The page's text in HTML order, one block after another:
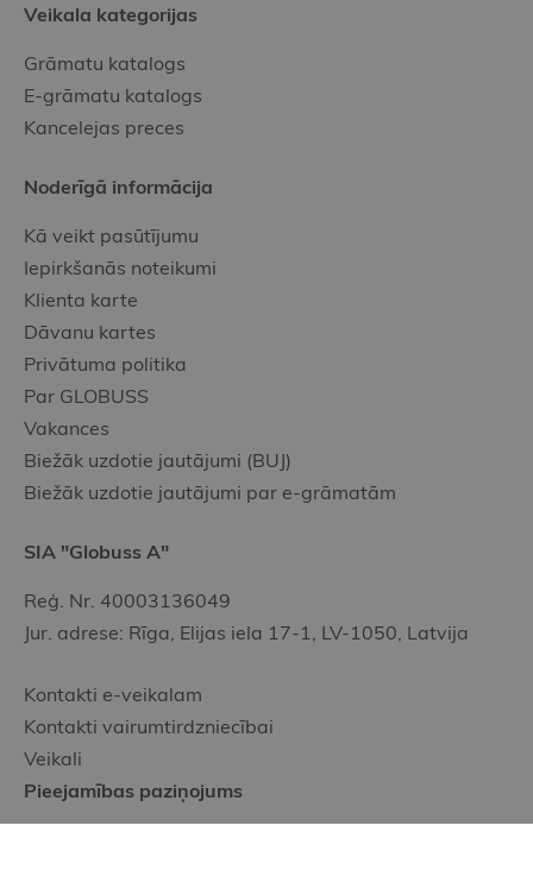
Veikala kategorijas
Grāmatu katalogs
E-grāmatu katalogs
Kancelejas preces
Noderīgā informācija
Kā veikt pasūtījumu
Iepirkšanās noteikumi
Klienta karte
Dāvanu kartes
Privātuma politika
Par GLOBUSS
Vakances
Biežāk uzdotie jautājumi (BUJ)
Biežāk uzdotie jautājumi par e-grāmatām
SIA "Globuss A"
Reģ. Nr. 40003136049
Jur. adrese: Rīga, Elijas iela 17-1, LV-1050, Latvija
Kontakti e-veikalam
Kontakti vairumtirdzniecībai
Veikali
Pieejamības paziņojums